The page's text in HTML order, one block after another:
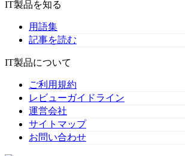
IT製品を知る
用語集
記事を読む
IT製品について
ご利用規約
レビューガイドライン
運営会社
サイトマップ
お問い合わせ